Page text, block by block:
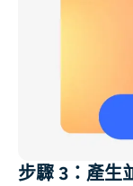
步驟 3：產生